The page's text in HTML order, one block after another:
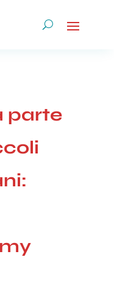
parte